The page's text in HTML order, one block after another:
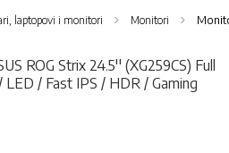
laptopovi i monitori Monitori